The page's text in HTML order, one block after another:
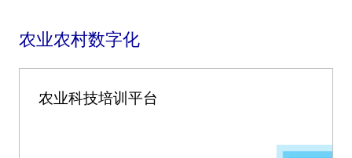
农业农村数字化
农业科技培训平台